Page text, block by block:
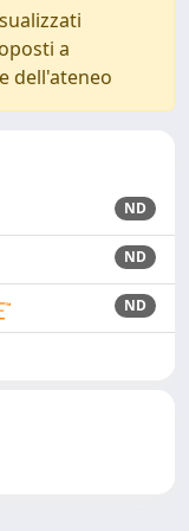
a
dell'ateneo
ND
ND
ND